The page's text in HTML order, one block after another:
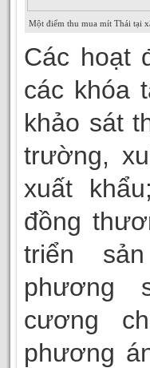
Một điểm thu mua mít Thái tại
Các hoạt
các khóa
khảo sát
trường,
xuất
đồng
triển
phương
cương
phương